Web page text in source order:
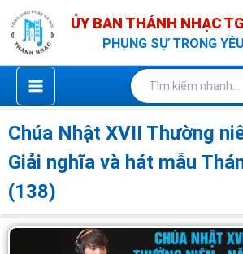
Nhảy
tới
nội
dung
ỦY BAN THÁNH NHẠC
PHỤNG SỰ TRONG
Chúa Nhật XVII Thường
Giải nghĩa và hát mẫu
(138)